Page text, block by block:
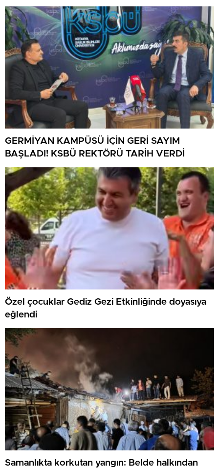
BULUŞMA
GERMİYAN KAMPÜSÜ İÇİN GERİ SAYIM
BAŞLADI! KSBÜ REKTÖRÜ TARİH VERDİ
Özel çocuklar Gediz Gezi Etkinliğinde doyasıya
eğlendi
Samanlıkta korkutan yangın: Belde halkından